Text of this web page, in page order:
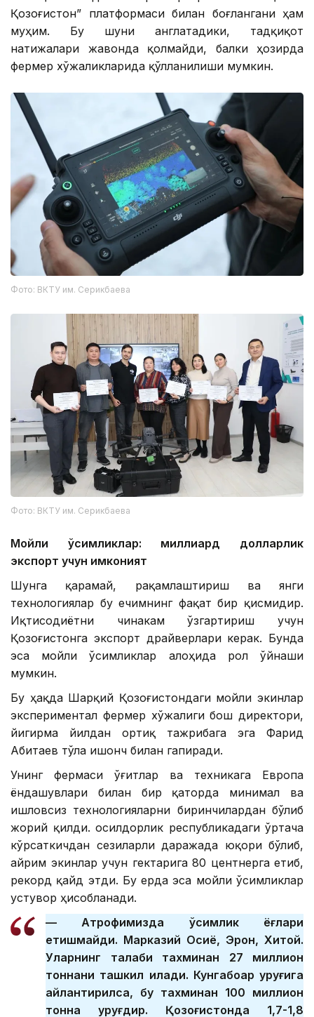
Қозоғистон” платформаси билан боғлангани ҳам
муҳим. Бу шуни англатадики, тадқиқот
натижалари жавонда қолмайди, балки ҳозирда
фермер хўжаликларида қўлланилиши мумкин.
Фото: ВКТУ им. Серикбаева
Фото: ВКТУ им. Серикбаева
Мойли ўсимликлар: миллиард долларлик
экспорт учун имконият
Шунга қарамай, рақамлаштириш ва янги
технологиялар бу ечимнинг фақат бир қисмидир.
Иқтисодиётни чинакам ўзгартириш учун
Қозоғистонга экспорт драйверлари керак. Бунда
эса мойли ўсимликлар алоҳида рол ўйнаши
мумкин.
Бу ҳақда Шарқий Қозоғистондаги мойли экинлар
экспериментал фермер хўжалиги бош директори,
йигирма йилдан ортиқ тажрибага эга Фарид
Абитаев тўла ишонч билан гапиради.
Унинг фермаси ўғитлар ва техникага Европа
ёндашувлари билан бир қаторда минимал ва
ишловсиз технологияларни биринчилардан бўлиб
жорий қилди. Ҳосилдорлик республикадаги ўртача
кўрсаткичдан сезиларли даражада юқори бўлиб,
айрим экинлар учун гектарига 80 центнерга етиб,
рекорд қайд этди. Бу ерда эса мойли ўсимликлар
устувор ҳисобланади.
— Атрофимизда ўсимлик ёғлари
етишмайди. Марказий Осиё, Эрон, Хитой.
Уларнинг талаби тахминан 27 миллион
тоннани ташкил қилади. Кунгабоқар уруғига
айлантирилса, бу тахминан 100 миллион
тонна уруғдир. Қозоғистонда 1,7-1,8